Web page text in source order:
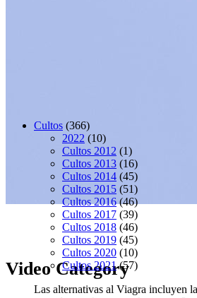
Video Category
Cultos (366)
2022 (10)
Cultos 2012 (1)
Cultos 2013 (16)
Cultos 2014 (45)
Cultos 2015 (51)
Cultos 2016(46)
Cultos 2017 (39)
Cultos 2018 (46)
Cultos 2019 (45)
Cultos 2020 (10)
Cultos 2021(57)
Las alternativas al Viagra incluyen